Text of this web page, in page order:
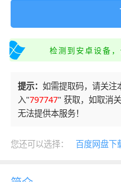
检测到安卓设备
提示： 如需提取码，请关注
入"797747" 获取，如取消
无法提供本服务！
您还可以选择： 百度网盘下